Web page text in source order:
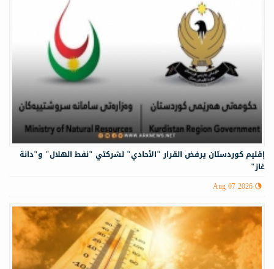
إقليم كوردستان يرفض القرار "الأحادي" لشركتي "نفط الهلال" و"دانة
غاز"
Aug 07 2026